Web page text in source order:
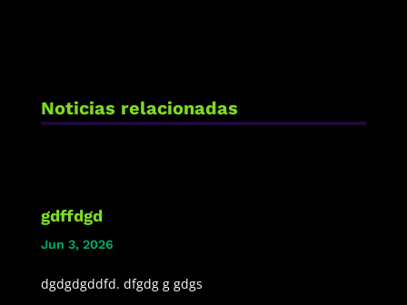
Noticias relacionadas
gdffdgd
Jun 3, 2026
dgdgdgddfd. dfgdg g gdgs